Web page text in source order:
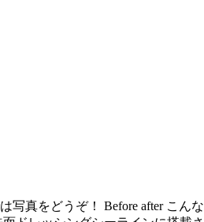
真をどうぞ！ Before after こん